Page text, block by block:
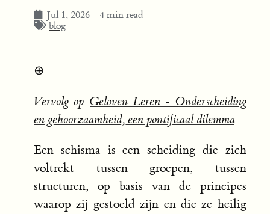
Jul 1, 2026
4 min read
blog
⊕
Vervolg op Geloven Leren - Onderscheiding
en gehoorzaamheid, een pontificaal dilemma
Een schisma is een scheiding die zich
voltrekt tussen groepen, tussen
structuren, op basis van de principes
waarop zij gestoeld zijn en die ze heilig